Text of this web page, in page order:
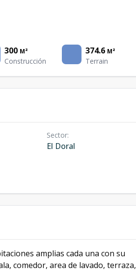
300 M²
Construcción
374.6 M²
Terrain
Sector:
El Doral
amplias cada una con su
comedor, area de lavado, terraza,